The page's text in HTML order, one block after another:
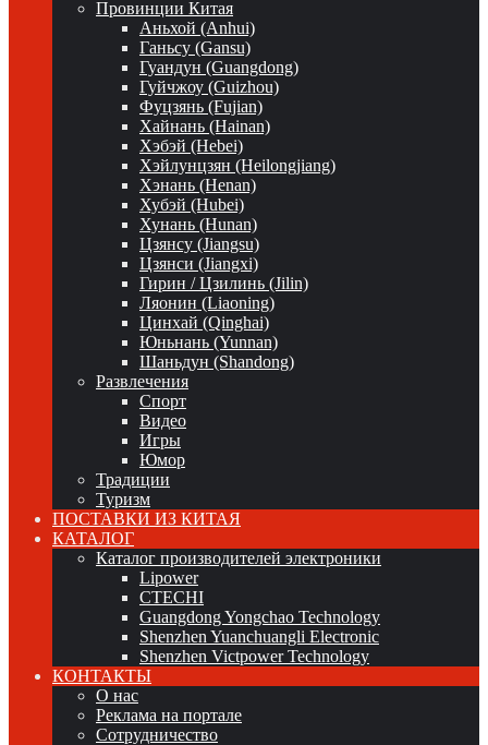
Провинции Китая
Аньхой (Anhui)
Ганьсу (Gansu)
Гуандун (Guangdong)
Гуйчжоу (Guizhou)
Фуцзянь (Fujian)
Хайнань (Hainan)
Хэбэй (Hebei)
Хэйлунцзян (Heilongjiang)
Хэнань (Henan)
Хубэй (Hubei)
Хунань (Hunan)
Цзянсу (Jiangsu)
Цзянси (Jiangxi)
Гирин / Цзилинь (Jilin)
Ляонин (Liaoning)
Цинхай (Qinghai)
Юньнань (Yunnan)
Шаньдун (Shandong)
Развлечения
Спорт
Видео
Игры
Юмор
Традиции
Туризм
ПОСТАВКИ ИЗ КИТАЯ
КАТАЛОГ
Каталог производителей электроники
Lipower
CTECHI
Guangdong Yongchao Technology
Shenzhen Yuanchuangli Electronic
Shenzhen Victpower Technology
КОНТАКТЫ
О нас
Реклама на портале
Сотрудничество